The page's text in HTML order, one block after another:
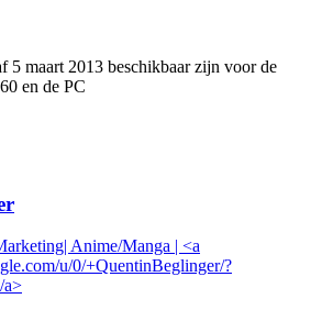
5 maart 2013 beschikbaar zijn voor de
en de PC
Anime/Manga | <a
u/0/+QuentinBeglinger/?
a>